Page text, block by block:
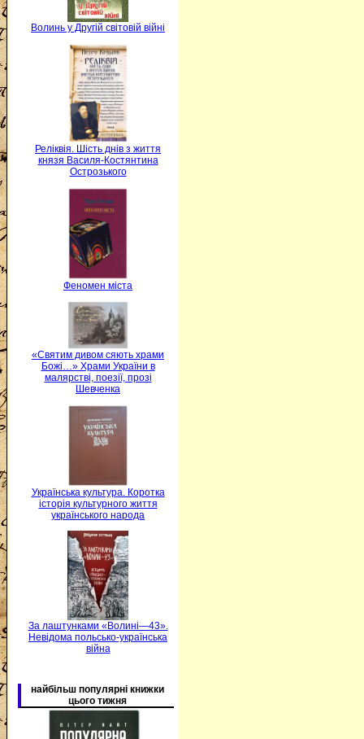
Волинь у Другій світовій війні
Реліквія. Шість днів з життя
князя Василя-Костянтина
Острозького
Феномен міста
«Святим дивом сяють храми
Божі…» Храми України в
малярстві, поезії, прозі
Шевченка
Українська культура. Коротка
історія культурного життя
українського народа
За лаштунками «Волині—43».
Невідома польсько-українська
війна
найбільш популярні книжки
цього тижня